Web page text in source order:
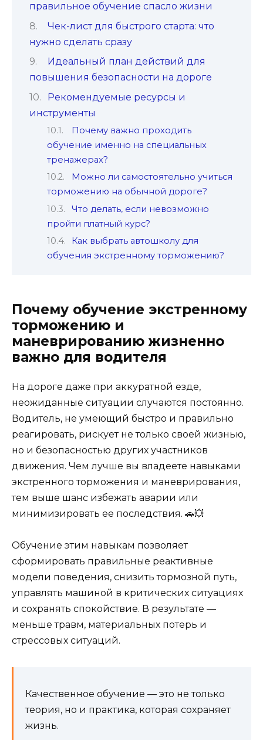
правильное обучение спасло жизни
Чек-лист для быстрого старта: что
нужно сделать сразу
Идеальный план действий для
повышения безопасности на дороге
Рекомендуемые ресурсы и
инструменты
Почему важно проходить
обучение именно на специальных
тренажерах?
Можно ли самостоятельно учиться
торможению на обычной дороге?
Что делать, если невозможно
пройти платный курс?
Как выбрать автошколу для
обучения экстренному торможению?
Почему обучение экстренному
торможению и
маневрированию жизненно
важно для водителя
На дороге даже при аккуратной езде,
неожиданные ситуации случаются постоянно.
Водитель, не умеющий быстро и правильно
реагировать, рискует не только своей жизнью,
но и безопасностью других участников
движения. Чем лучше вы владеете навыками
экстренного торможения и маневрирования,
тем выше шанс избежать аварии или
минимизировать ее последствия. 🚗💥
Обучение этим навыкам позволяет
сформировать правильные реактивные
модели поведения, снизить тормозной путь,
управлять машиной в критических ситуациях
и сохранять спокойствие. В результате —
меньше травм, материальных потерь и
стрессовых ситуаций.
Качественное обучение — это не только
теория, но и практика, которая сохраняет
жизнь.